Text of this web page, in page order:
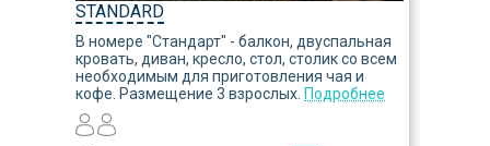
STANDARD
В номере "Стандарт" - балкон, двуспальная
кровать, диван, кресло, стол, столик со всем
необходимым для приготовления чая и
кофе. Размещение 3 взрослых. Подробнее